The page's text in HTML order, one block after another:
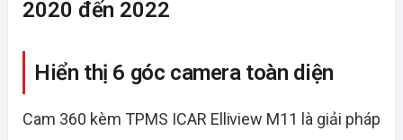
Hiển thị 6 góc camera toàn diện
Cam 360 kèm TPMS ICAR Elliview M11 là giải pháp